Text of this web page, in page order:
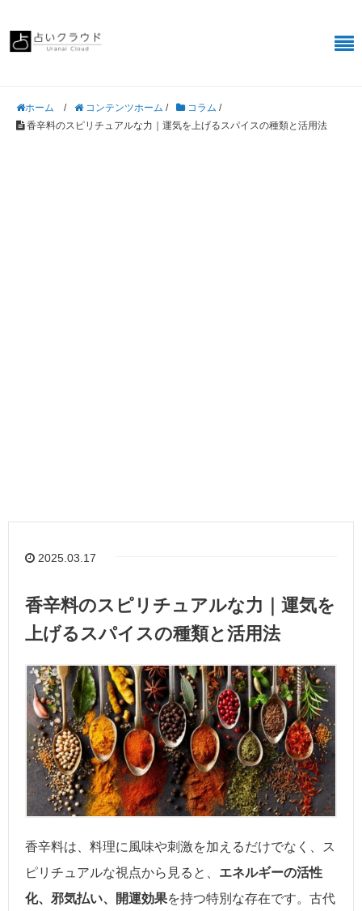
ホーム / コンテンツホーム / コラム /
香辛料のスピリチュアルな力｜運気を上げるスパイスの種類と活用法
2025.03.17
香辛料のスピリチュアルな力｜運気を
上げるスパイスの種類と活用法
香辛料は、料理に風味や刺激を加えるだけでなく、ス
ピリチュアルな視点から見ると、 エネルギーの活性
化、邪気払い、開運効果を持つ特別な存在です。古代